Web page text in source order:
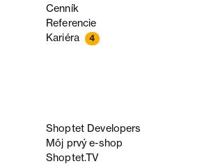
Cenník
Referencie
Kariéra 4
Shoptet Developers
Môj prvý e-shop
Shoptet.TV